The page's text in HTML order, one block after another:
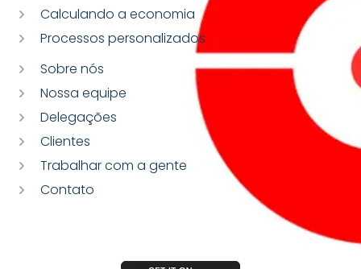
Calculando a economia
Processos personalizados
Sobre nós
Nossa equipe
Delegações
Clientes
Trabalhar com a gente
Contato